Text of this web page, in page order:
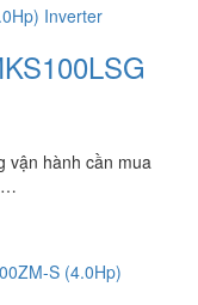
vận hành cần mua